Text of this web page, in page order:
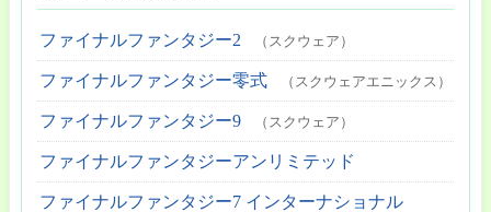
ファイナルファンタジー2 （スクウェア）
ファイナルファンタジー零式 （スクウェアエニックス）
ファイナルファンタジー9 （スクウェア）
ファイナルファンタジーアンリミテッド
ファイナルファンタジー7 インターナショナル